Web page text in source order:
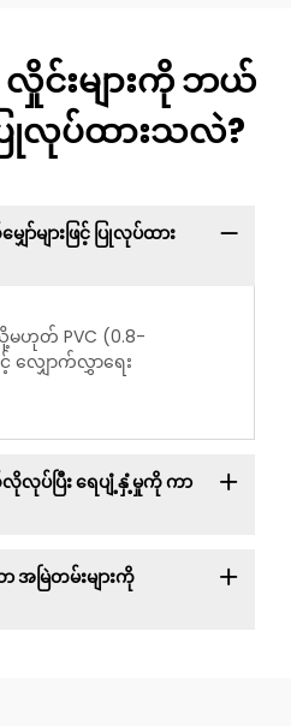
လှိုင်းများကို ဘယ်
ပြုလုပ်ထားသလဲ?
ော်များဖြင့် ပြုလုပ်ထား
သို့မဟုတ် PVC (0.8-
လျှောက်လွှာရေး
လိုလုပ်ပြီး ရေပျံ့နှံ့မှုကို ကာ
အမြဲတမ်းများကို